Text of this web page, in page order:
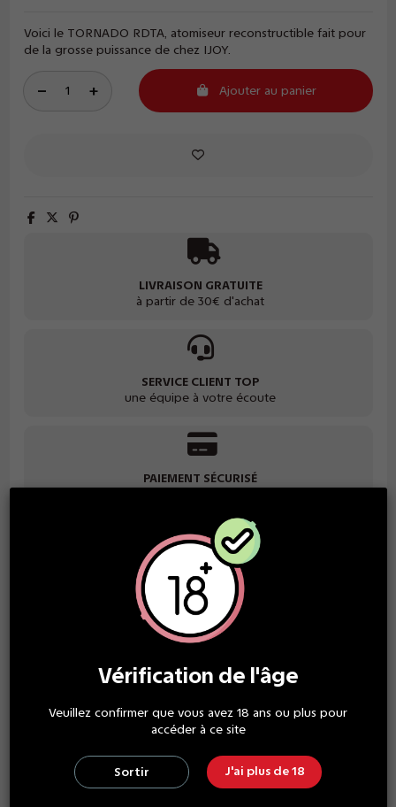
Voici le TORNADO RDTA, atomiseur reconstructible fait pour
de la grosse puissance de chez IJOY.
Ajouter au panier
LIVRAISON GRATUITE
à partir de 30€ d'achat
SERVICE CLIENT TOP
une équipe à votre écoute
PAIEMENT SÉCURISÉ
GARANTIE SATISFACTION
des produits de qualité
Description
Le Tornado RDTA de Ijoy est un atomiseur reconstructible
destiné aux plus intrépides cloud chasers.
Rafales de vents et tempêtes sont à prévoir: le bien nommé
Vérification de l'âge
Veuillez confirmer que vous avez 18 ans ou plus pour
accéder à ce site
Sortir J'ai plus de 18